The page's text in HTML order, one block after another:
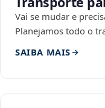
Vai se mudar e
Planejamos todo o
SAIBA MAIS